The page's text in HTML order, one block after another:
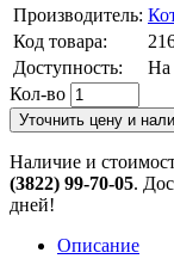
Производитель:
Код товара:
Доступность:
На
Кол-во
Уточнить цену и
Наличие и
(3822) 99-70-05.
дней!
Описание